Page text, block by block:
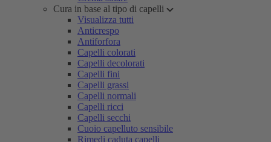
Cura in base al tipo di capelli
Visualizza tutti
Anticrespo
Antiforfora
Capelli colorati
Capelli decolorati
Capelli fini
Capelli grassi
Capelli normali
Capelli ricci
Capelli secchi
Cuoio capelluto sensibile
Rimedi caduta capelli